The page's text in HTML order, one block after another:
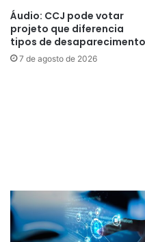
Áudio: CCJ pode votar
projeto que diferencia
tipos de desaparecimento
7 de agosto de 2026